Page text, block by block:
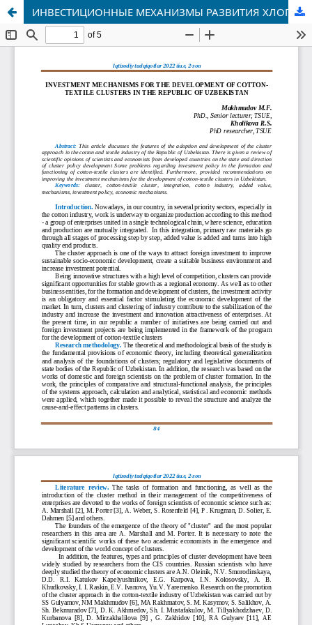
ИНВЕСТИЦИОННЫЕ МЕХАНИЗМЫ РАЗВИТИЯ ХЛОПКОВО-ТЕКСТИЛЬНЫХ КЛАСТЕРОВ В РЕСПУБЛИКЕ УЗБЕКИСТАН